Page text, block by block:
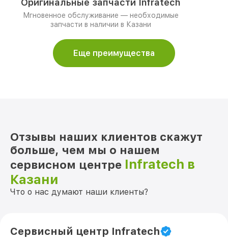
Оригинальные запчасти Infratech
Мгновенное обслуживание — необходимые
запчасти в наличии в Казани
Еще преимущества
Отзывы наших клиентов скажут
больше, чем мы о нашем
сервисном центре Infratech в
Казани
Что о нас думают наши клиенты?
Сервисный центр Infratech